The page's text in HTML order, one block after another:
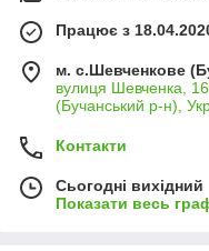
Працює з
м. с.Шевченкове
вулиця Шевченка,
(Бучанський р-н),
Контакти
Сьогодні вихідний
Показати весь